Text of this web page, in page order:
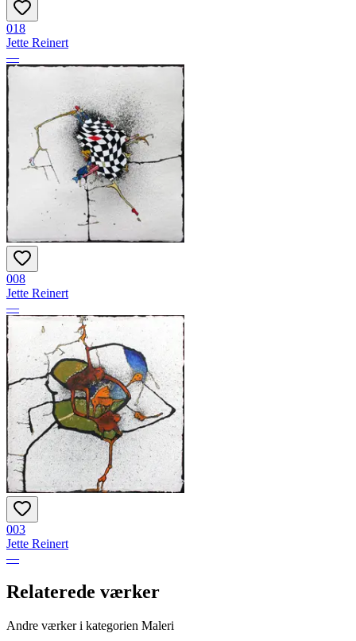
018
Jette Reinert
—
008
Jette Reinert
—
003
Jette Reinert
—
Relaterede værker
Andre værker i kategorien Maleri